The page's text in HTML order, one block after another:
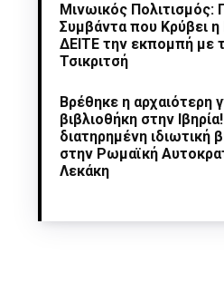
Μινωικός Πολιτισμός:
Συμβάντα που Κρύβει η
ΔΕΙΤΕ την εκπομπή με
Τσικριτσή
Βρέθηκε η αρχαιότερη
βιβλιοθήκη στην
διατηρημένη ιδιωτική
στην Ρωμαϊκή
Λεκάκη